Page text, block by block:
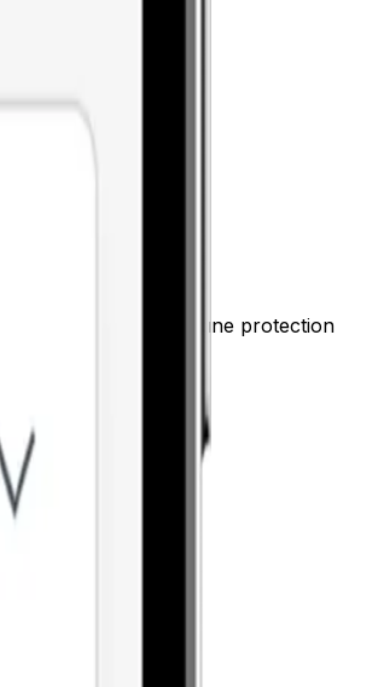
Soutenus par une protection